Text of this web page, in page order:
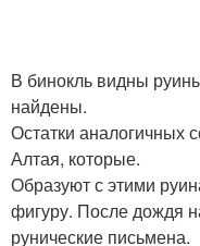
В бинокль видны
найдены.
Остатки аналогичных
Алтая, которые.
Образуют с этими
фигуру. После дождя
рунические письмена.